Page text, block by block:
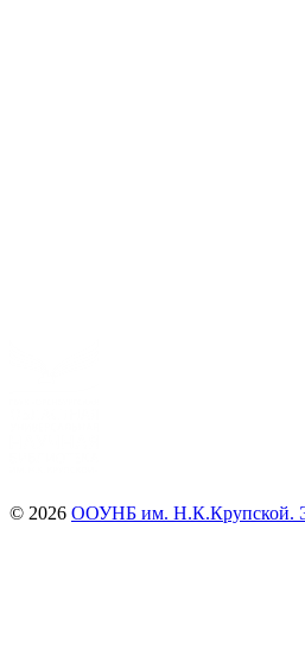
© 2026 ООУНБ им. Н.К.Крупской.